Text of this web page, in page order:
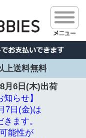
上送料無料
8月6日(木)出荷
らせ】
7日(金)は
ます。
能性が